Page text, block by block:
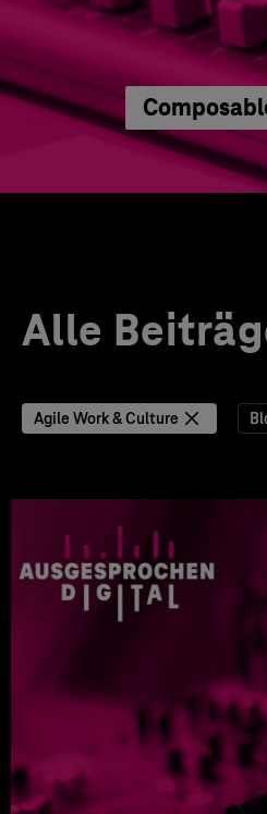
Alle
Agile Work & Culture